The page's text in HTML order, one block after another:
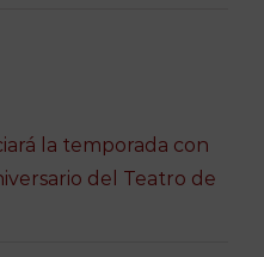
la temporada con
del Teatro de